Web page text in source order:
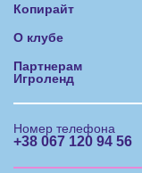
Копирайт
О клубе
Партнерам
Игроленд
Номер телефона
+38 067 120 94 56